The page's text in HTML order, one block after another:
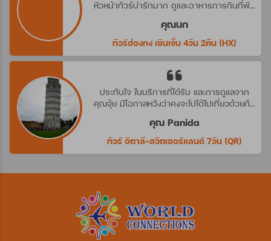
หัวหน้าทัวร์น่ารักมาก ดูและอาหารการกินที่พัก
บริษัทนี้อีกค่ะ
คุณนก
ทัวร์ฮ่องกง เซินเจิ้น 4วัน 2คืน (HX)
ประทับใจ ในบริการที่ได้รับ และการดูแลจาก
คุณจุ้ย มีโอกาสหวังว่าคงจะไปได้ไปเที่ยวด้วยกัน
คุณ Panida
ทัวร์ อิตาลี-สวิตเซอร์แลนด์ 7วัน (QR)